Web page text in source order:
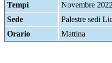
Tempi
Novembre
Sede
Palestre sedi
Orario
Mattina